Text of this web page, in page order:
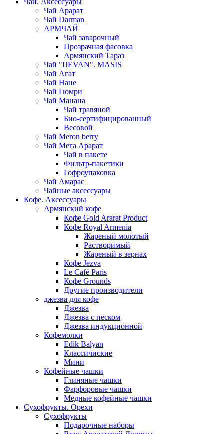
Чай Арарат
Чай Darman
АРМЧАЙ
Чай заварочный
Прозрачная фасовка
Армянский Тараз
Чай "IJEVAN". MASIS
Чай Агат
Чай Нане
Чай Гюмри
Чай Манана
Чай травяной
Био-сертифицированный
Весовой
Чай Meron berry
Чай Мега Арарат
Чай в пакете
Фильтр-пакетики
Гофроупаковка
Чай Амарас
Чайные аксессуары
Кофе. Аксессуары
Армянский кофе
Кофе Gold Ararat Product
Кофе Royal Armenia
Жареный молотый
Растворимый
Жареный в зернах
Кофе Jezva
Le Café Paris
Кофе Grounds
Другие производители
джезва для кофе
Джезва
Джезва с песком
Джезва индукционной
Кофемолки
Edik Balyan
Классичиские
Мини
Кофейные чашки
Глиняные чашки
Фарфоровые чашки
Медные кофейные чашки
Сухофрукты. Орехи
Сухофрукты
Подарочные наборы